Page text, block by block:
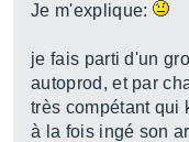
Je m'explique:
je fais parti d'un
autoprod, et par
très compétant qui
à la fois ingé son